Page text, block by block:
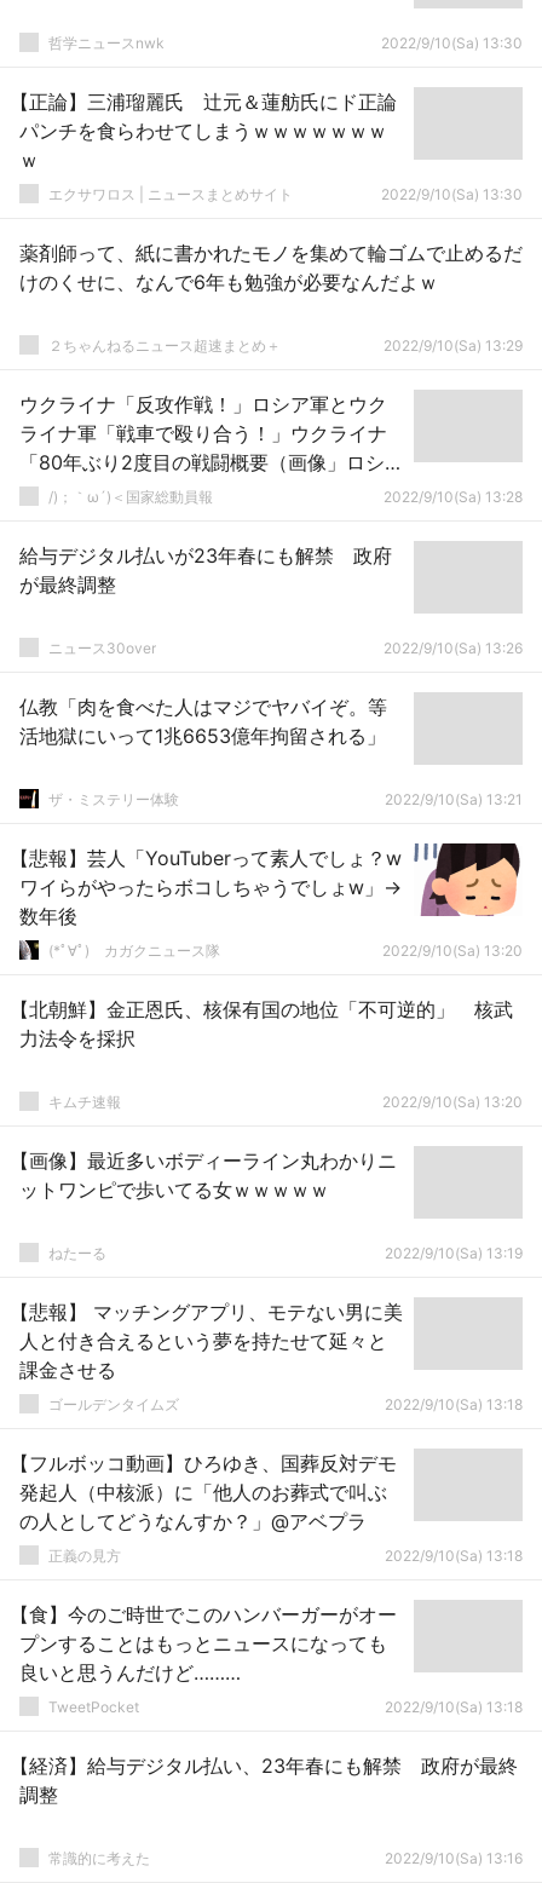
哲学ニュースnwk 2022/9/10(Sa) 13:30
【正論】三浦瑠麗氏 辻元＆蓮舫氏にド正論
パンチを食らわせてしまうｗｗｗｗｗｗｗ
ｗ
エクサワロス | ニュースまとめサイト 2022/9/10(Sa) 13:30
薬剤師って、紙に書かれたモノを集めて輪ゴムで止めるだ
けのくせに、なんで6年も勉強が必要なんだよｗ
２ちゃんねるニュース超速まとめ＋ 2022/9/10(Sa) 13:29
ウクライナ「反攻作戦！」ロシア軍とウク
ライナ軍「戦車で殴り合う！」ウクライナ
「80年ぶり2度目の戦闘概要（画像」ロシア
「大釜に誘引してウ軍の撃滅狙う戦法！」
/)；｀ω´)＜国家総動員報 2022/9/10(Sa) 13:28
給与デジタル払いが23年春にも解禁 政府
が最終調整
ニュース30over 2022/9/10(Sa) 13:26
仏教「肉を食べた人はマジでヤバイぞ。等
活地獄にいって1兆6653億年拘留される」
ザ・ミステリー体験 2022/9/10(Sa) 13:21
【悲報】芸人「YouTuberって素人でしょ？w
ワイらがやったらボコしちゃうでしょw」→
数年後
(*ﾟ∀ﾟ)ゞカガクニュース隊 2022/9/10(Sa) 13:20
【北朝鮮】金正恩氏、核保有国の地位「不可逆的」 核武
力法令を採択
キムチ速報 2022/9/10(Sa) 13:20
【画像】最近多いボディーライン丸わかりニ
ットワンピで歩いてる女ｗｗｗｗｗ
ねたーる 2022/9/10(Sa) 13:19
【悲報】 マッチングアプリ、モテない男に美
人と付き合えるという夢を持たせて延々と
課金させる
ゴールデンタイムズ 2022/9/10(Sa) 13:18
【フルボッコ動画】ひろゆき、国葬反対デモ
発起人（中核派）に「他人のお葬式で叫ぶ
の人としてどうなんすか？」@アベプラ
正義の見方 2022/9/10(Sa) 13:18
【食】今のご時世でこのハンバーガーがオー
プンすることはもっとニュースになっても
良いと思うんだけど………
TweetPocket 2022/9/10(Sa) 13:18
【経済】給与デジタル払い、23年春にも解禁 政府が最終
調整
常識的に考えた 2022/9/10(Sa) 13:16